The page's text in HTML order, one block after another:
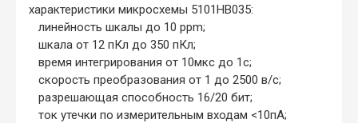
характеристики микросхемы 5101НВ035:
линейность шкалы до 10 ppm;
шкала от 12 пКл до 350 пКл;
время интегрирования от 10мкс до 1с;
скорость преобразования от 1 до 2500 в/с;
разрешающая способность 16/20 бит;
ток утечки по измерительным входам <10пА;